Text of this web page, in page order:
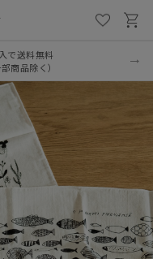
で送料無料
商品除く）